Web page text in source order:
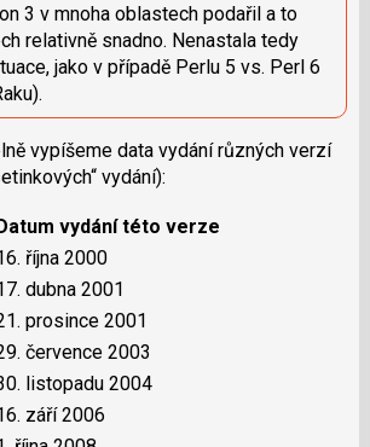
3 v mnoha oblastech podařil a to
relativně snadno. Nenastala tedy
jako v případě Perlu 5 vs. Perl 6
vypíšeme data vydání různých verzí
vydání):
vydání této verze
října 2000
dubna 2001
prosince 2001
července 2003
listopadu 2004
září 2006